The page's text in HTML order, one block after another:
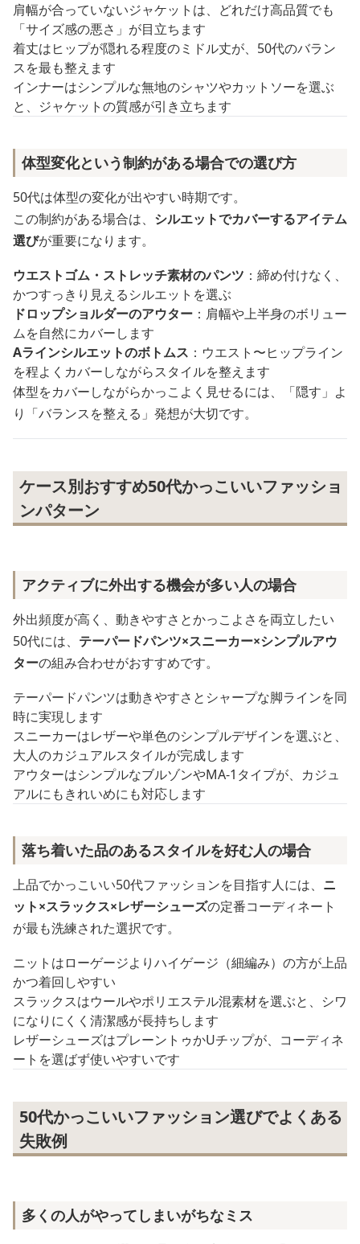
肩幅が合っていないジャケットは、どれだけ高品質でも
「サイズ感の悪さ」が目立ちます
着丈はヒップが隠れる程度のミドル丈が、50代のバラン
スを最も整えます
インナーはシンプルな無地のシャツやカットソーを選ぶ
と、ジャケットの質感が引き立ちます
体型変化という制約がある場合での選び方
50代は体型の変化が出やすい時期です。
この制約がある場合は、 シルエットでカバーするアイテム
選びが重要になります。
ウエストゴム・ストレッチ素材のパンツ ：締め付けなく、
かつすっきり見えるシルエットを選ぶ
ドロップショルダーのアウター ：肩幅や上半身のボリュー
ムを自然にカバーします
Aラインシルエットのボトムス ：ウエスト〜ヒップライン
を程よくカバーしながらスタイルを整えます
体型をカバーしながらかっこよく見せるには、「隠す」よ
り「バランスを整える」発想が大切です。
ケース別おすすめ50代かっこいいファッショ
ンパターン
アクティブに外出する機会が多い人の場合
外出頻度が高く、動きやすさとかっこよさを両立したい
50代には、 テーパードパンツ×スニーカー×シンプルアウ
ターの組み合わせがおすすめです。
テーパードパンツは動きやすさとシャープな脚ラインを同
時に実現します
スニーカーはレザーや単色のシンプルデザインを選ぶと、
大人のカジュアルスタイルが完成します
アウターはシンプルなブルゾンやMA-1タイプが、カジュ
アルにもきれいめにも対応します
落ち着いた品のあるスタイルを好む人の場合
上品でかっこいい50代ファッションを目指す人には、 ニ
ット×スラックス×レザーシューズの定番コーディネート
が最も洗練された選択です。
ニットはローゲージよりハイゲージ（細編み）の方が上品
かつ着回しやすい
スラックスはウールやポリエステル混素材を選ぶと、シワ
になりにくく清潔感が長持ちします
レザーシューズはプレーントゥかUチップが、コーディネ
ートを選ばず使いやすいです
50代かっこいいファッション選びでよくある
失敗例
多くの人がやってしまいがちなミス